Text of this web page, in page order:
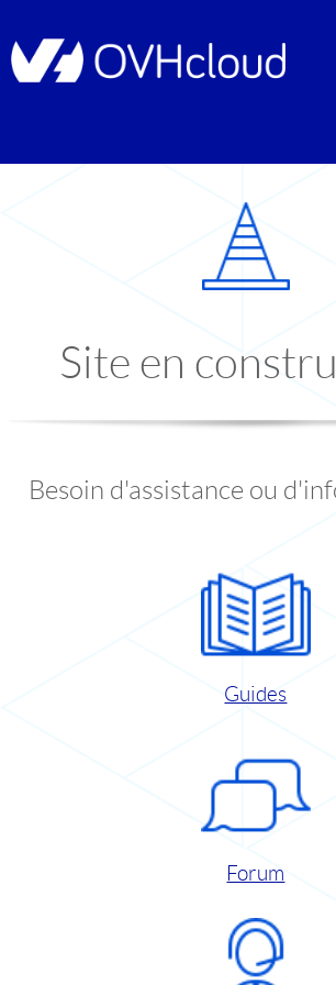
Site en
Besoin d'assistance ou
Guides
Forum